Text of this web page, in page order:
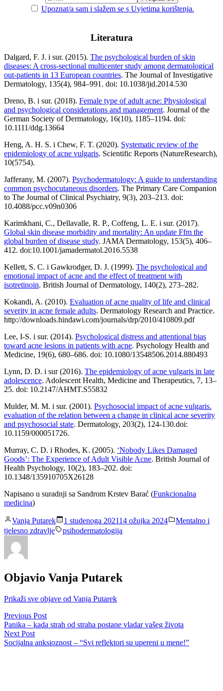
Upoznat/a sam i slažem se s Uvjetima korištenja.
Literatura
Dalgard, F. J. i sur. (2015). The psychological burden of skin
diseases: A cross-sectional multicenter study among dermatological
out-patients in 13 European countries. The Journal of Investigative
Dermatology, 135(4), 984–991. doi: 10.1038/jid.2014.530
Dreno, B. i sur. (2018). Female type of adult acne: Physiological
and psychological considerations and management. Journal of the
German Society of Dermatology, 16(10), 1185–1194. doi:
10.1111/ddg.13664
Heng, A. H. S. i Chew, F. T. (2020). Systematic review of the
epidemiology of acne vulgaris. Scientific Reports (NatureResearch),
10(5754).
Jafferany, M. (2007). Psychodermatology: A guide to understanding
common psychocutaneous disorders. The Primary Care Companion
to The Journal of Clinical Psychiatry, 9(3), 203–213. doi:
10.4088/pcc.v09n0306
Karimkhani, C., Dellavalle, R. P., Coffeng, L. E. i sur. (2017).
Global skin disease morbidity and mortality: An update Ffm the
global burden of disease study. JAMA Dermatology, 153(5), 406–
412. doi:10.1001/jamadermatol.2016.5538
Kellett, S. C. i Gawkrodger, D. J. (1999). The psychological and
emotional impact of acne and the effect of treatment with
isotretinoin. British Journal of Dermatology, 140(2), 273–282.
Kokandi, A. (2010). Evaluation of acne quality of life and clinical
severity in acne female adults. Dermatology Research and Practice.
http://downloads.hindawi.com/journals/drp/2010/410809.pdf
Lee, I-S. i sur. (2014). Psychological distress and attentional bias
toward acne lesions in patients with acne. Psychology Health and
Medicine, 19(6), 680–686. doi: 10.1080/13548506.2014.880493
Lynn, D. D. i sur (2016). The epidemiology of acne vulgaris in late
adolescence. Adolescent Health, Medicine and Therapeutics, 7, 13–
25. doi: 10.2147/AHMT.S55832
Mulder, M. M. i sur. (2001). Psychosocial impact of acne vulgaris.
evaluation of the relation between a change in clinical acne severity
and psychosocial state. Dermatology, 203(2), 124-130.doi:
10.1159/000051726.
Murray, C. D. i Rhodes, K. (2005). ‘Nobody Likes Damaged
Goods’: The Experience of Adult Visible Acne. British Journal of
Health Psychology, 10(2), 183–202. doi:
10.1348/135910705X26128
Napisano u suradnji sa Sandrom Krstev Barać (Funkcionalna
medicina)
Posted
by
Vanja Putarek 1 studenoga 202114 ožujka 2024
Posted
Mentalno i
tjelesno zdravlje
Tags:
psihodermatologija
Objavio Vanja Putarek
Prikaži sve objave od Vanja Putarek
Navigacija
objava
Previous PostPrevious
post:
Panika – kada strah od straha postane vladar vašeg života
Next PostNext
post:
Socijalna anksioznost – “Svi reflektori su upereni u mene!”